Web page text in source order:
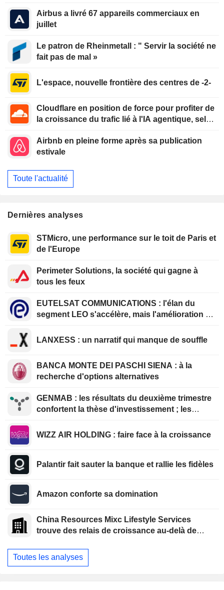
Airbus a livré 67 appareils commerciaux en
juillet
Le patron de Rheinmetall : " Servir la société ne
fait pas de mal »
L'espace, nouvelle frontière des centres de -2-
Cloudflare en position de force pour profiter de
la croissance du trafic lié à l'IA agentique, selon
Airbnb en pleine forme après sa publication
estivale
Toute l'actualité
Dernières analyses
STMicro, une performance sur le toit de Paris et
de l'Europe
Perimeter Solutions, la société qui gagne à
tous les feux
EUTELSAT COMMUNICATIONS : l'élan du
segment LEO s'accélère, mais l'amélioration de
LANXESS : un narratif qui manque de souffle
BANCA MONTE DEI PASCHI SIENA : à la
recherche d'options alternatives
GENMAB : les résultats du deuxième trimestre
confortent la thèse d'investissement ; les
WIZZ AIR HOLDING : faire face à la croissance
Palantir fait sauter la banque et rallie les fidèles
Amazon conforte sa domination
China Resources Mixc Lifestyle Services
trouve des relais de croissance au-delà de
Toutes les analyses